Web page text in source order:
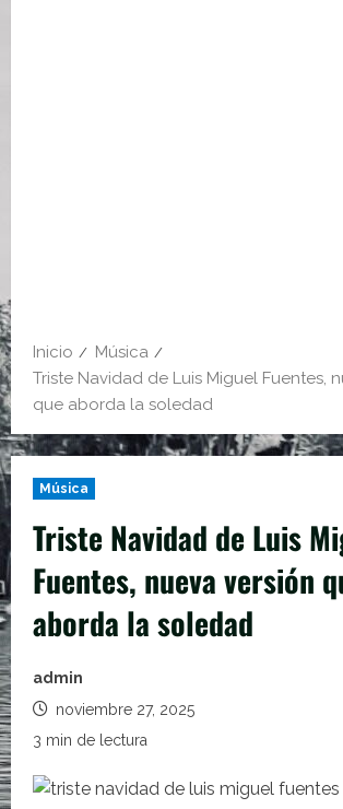
Inicio
Música
Triste Navidad de Luis Miguel Fuentes,
que aborda la soledad
Música
Triste Navidad de Luis
Fuentes, nueva versión
aborda la soledad
admin
noviembre 27, 2025
3 min de lectura